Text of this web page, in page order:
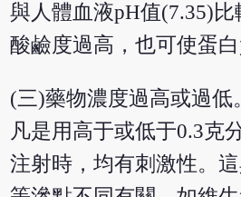
與人體血液pH值(7.35)比
酸鹼度過高，也可使蛋白
(三)藥物濃度過高或過低
凡是用高于或低于0.3克
注射時，均有刺激性。